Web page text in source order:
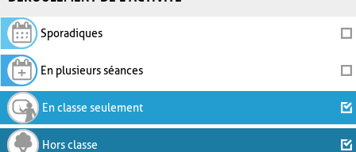
Sporadiques
En plusieurs séances
En classe seulement
Hors classe